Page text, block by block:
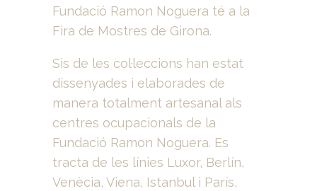
Fundació Ramon Noguera té a la
Fira de Mostres de Girona.
Sis de les col·leccions han estat
dissenyades i elaborades de
manera totalment artesanal als
centres ocupacionals de la
Fundació Ramon Noguera. Es
tracta de les línies Luxor, Berlín,
Venècia, Viena, Istanbul i París,